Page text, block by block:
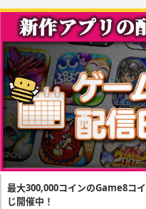
最大300,000コインのGame8コ
じ開催中！